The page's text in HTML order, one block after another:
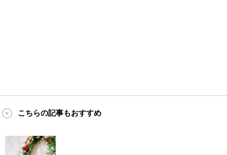
こちらの記事もおすすめ